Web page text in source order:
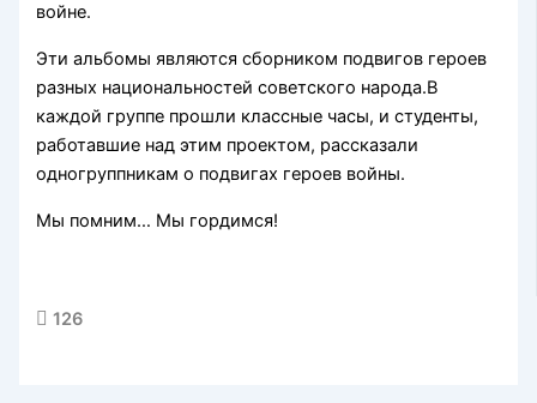
войне.
Эти альбомы являются сборником подвигов героев
разных национальностей советского народа.В
каждой группе прошли классные часы, и студенты,
работавшие над этим проектом, рассказали
одногруппникам о подвигах героев войны.
Мы помним… Мы гордимся!
126